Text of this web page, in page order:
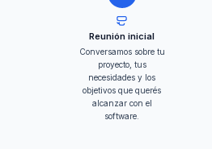
Reunión inicial
Conversamos sobre tu
proyecto, tus
necesidades y los
objetivos que querés
alcanzar con el
software.